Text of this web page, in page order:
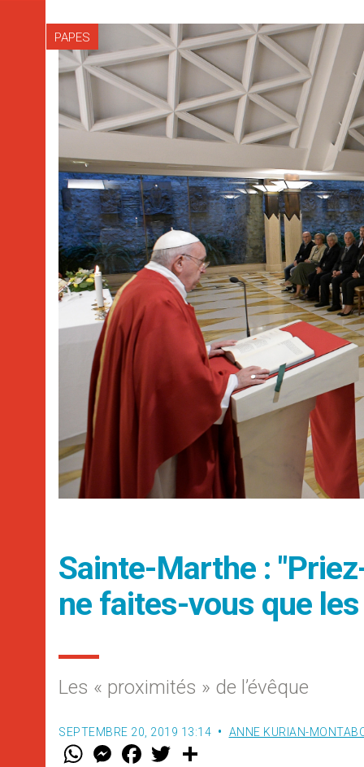
PAPES
Sainte-Marthe :
ne faites-vous que
Les « proximités » de l’évêque
SEPTEMBRE 20, 2019 13:14 ANNE KURIAN-
W M
e
F
a w